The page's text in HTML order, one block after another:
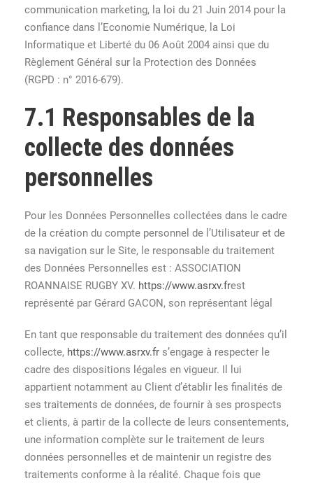
communication marketing, la loi du 21 Juin 2014 pour la
confiance dans l’Economie Numérique, la Loi
Informatique et Liberté du 06 Août 2004 ainsi que du
Règlement Général sur la Protection des Données
(RGPD : n° 2016-679).
7.1 Responsables de la
collecte des données
personnelles
Pour les Données Personnelles collectées dans le cadre
de la création du compte personnel de l’Utilisateur et de
sa navigation sur le Site, le responsable du traitement
des Données Personnelles est : ASSOCIATION
ROANNAISE RUGBY XV. https://www.asrxv.frest
représenté par Gérard GACON, son représentant légal
En tant que responsable du traitement des données qu’il
collecte, https://www.asrxv.fr s’engage à respecter le
cadre des dispositions légales en vigueur. Il lui
appartient notamment au Client d’établir les finalités de
ses traitements de données, de fournir à ses prospects
et clients, à partir de la collecte de leurs consentements,
une information complète sur le traitement de leurs
données personnelles et de maintenir un registre des
traitements conforme à la réalité. Chaque fois que